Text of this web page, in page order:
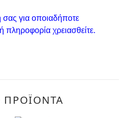
σας για οποιαδήποτε
πληροφορία χρειασθείτε.
ΠΡΟΪΌΝΤΑ